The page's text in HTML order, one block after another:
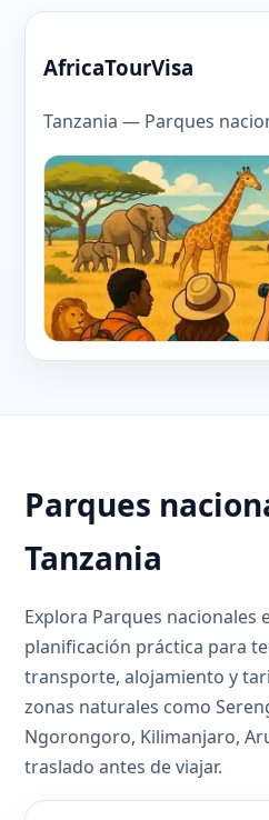
AfricaTourVisa
Tanzania — Parques
Parques
Tanzania
Explora Parques nacionales
planificación práctica para
transporte, alojamiento y
zonas naturales como
Ngorongoro, Kilimanjaro,
traslado antes de viajar.